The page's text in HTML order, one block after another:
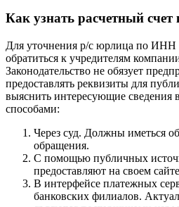
выяснения актуальности
утрачена вследствие блокировки
законодательством случаях.
Как узнать расчетный
Для уточнения р/с юрлица по ИНН
обратиться к учредителям
Законодательство не обязует
предоставлять реквизиты для
выяснить интересующие сведения
способами: